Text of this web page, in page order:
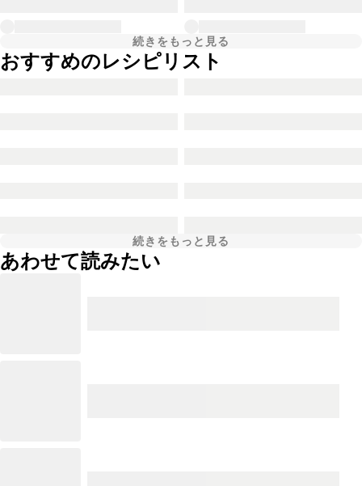
続きをもっと見る
おすすめのレシピリスト
続きをもっと見る
あわせて読みたい